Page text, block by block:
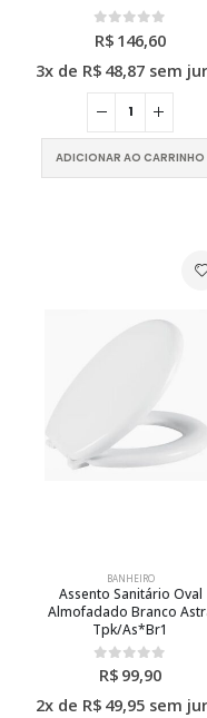
0out of 5
R$ 146,60
3x de R$ 48,87 sem
ADICIONAR AO CARRINHO
BANHEIRO
Assento Sanitário Oval
Almofadado Branco
Tpk/As*Br1
0out of 5
R$ 99,90
2x de R$ 49,95 sem